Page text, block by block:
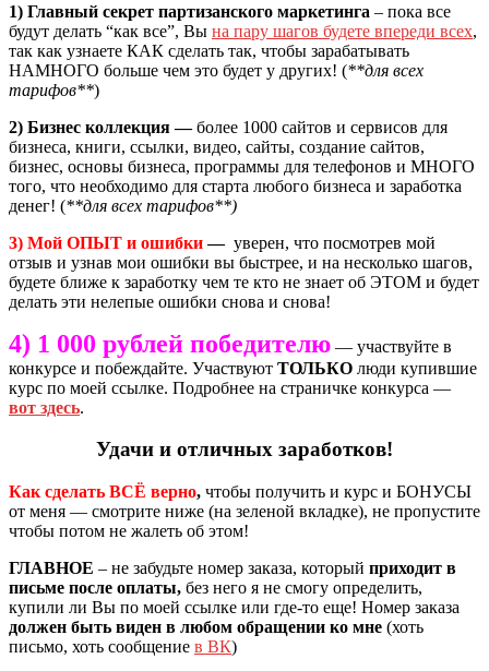
1) Главный секрет партизанского маркетинга – пока все
будут делать “как все”, Вы на пару шагов будете впереди всех,
так как узнаете КАК сделать так, чтобы зарабатывать
НАМНОГО больше чем это будет у других! (**для всех
тарифов**)
2) Бизнес коллекция —более 1000 сайтов и сервисов для
бизнеса, книги, ссылки, видео, сайты, создание сайтов,
бизнес, основы бизнеса, программы для телефонов и МНОГО
того, что необходимо для старта любого бизнеса и заработка
денег! (**для всех тарифов**)
3) Мой ОПЫТ и ошибки— уверен, что посмотрев мой
отзыв и узнав мои ошибки вы быстрее, и на несколько шагов,
будете ближе к заработку чем те кто не знает об ЭТОМ и будет
делать эти нелепые ошибки снова и снова!
4) 1 000 рублей победителю — участвуйте в
конкурсе и побеждайте. Участвуют ТОЛЬКО люди купившие
курс по моей ссылке. Подробнее на страничке конкурса —
вот здесь.
Удачи и отличных заработков!
Как сделать ВСЁ верно, чтобы получить и курс и БОНУСЫ
от меня — смотрите ниже (на зеленой вкладке), не пропустите
чтобы потом не жалеть об этом!
ГЛАВНОЕ – не забудьте номер заказа, который приходит в
письме после оплаты, без него я не смогу определить,
купили ли Вы по моей ссылке или где-то еще! Номер заказа
должен быть виден в любом обращении ко мне (хоть
письмо, хоть сообщение в ВК)